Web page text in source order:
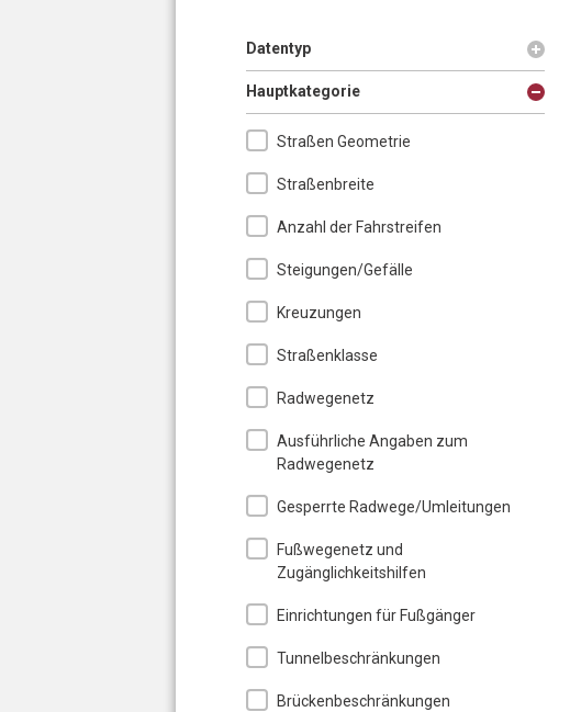
Anzeigen
Datentyp
Ausblenden
Hauptkategorie
Straßen Geometrie
Straßenbreite
Anzahl der Fahrstreifen
Steigungen/Gefälle
Kreuzungen
Straßenklasse
Radwegenetz
Ausführliche Angaben zum
Radwegenetz
Gesperrte Radwege/Umleitungen
Fußwegenetz und
Zugänglichkeitshilfen
Einrichtungen für Fußgänger
Tunnelbeschränkungen
Brückenbeschränkungen
Seiten